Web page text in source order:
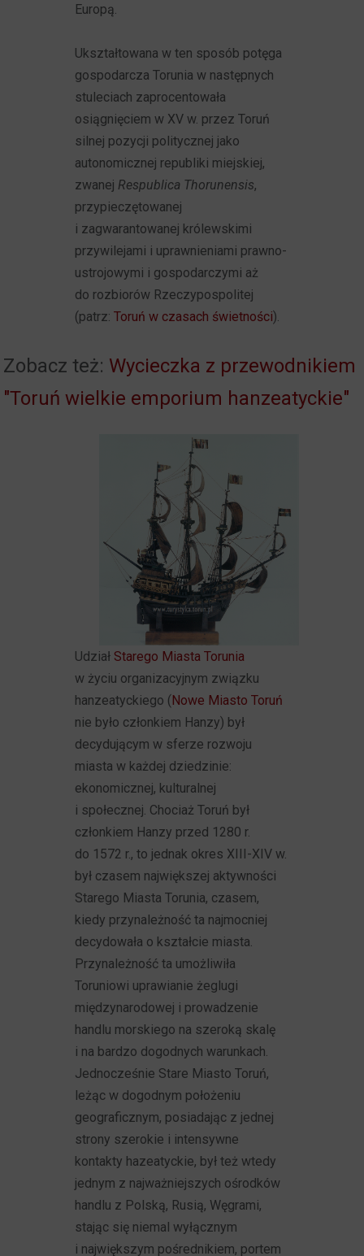
Europą.
Ukształtowana w ten sposób potęga
gospodarcza Torunia w następnych
stuleciach zaprocentowała
osiągnięciem w XV w. przez Toruń
silnej pozycji politycznej jako
autonomicznej republiki miejskiej,
zwanej Respublica Thorunensis,
przypieczętowanej
i zagwarantowanej królewskimi
przywilejami i uprawnieniami prawno-
ustrojowymi i gospodarczymi aż
do rozbiorów Rzeczypospolitej
(patrz:Toruń w czasach świetności).
Zobacz też: Wycieczka z przewodnikiem
"Toruń wielkie emporium hanzeatyckie"
Udział Starego Miasta Torunia
w życiu organizacyjnym związku
hanzeatyckiego (Nowe Miasto Toruń
nie było członkiem Hanzy) był
decydującym w sferze rozwoju
miasta w każdej dziedzinie:
ekonomicznej, kulturalnej
i społecznej. Chociaż Toruń był
członkiem Hanzy przed 1280 r.
do 1572 r., to jednak okres XIII-XIV w.
był czasem największej aktywności
Starego Miasta Torunia, czasem,
kiedy przynależność ta najmocniej
decydowała o kształcie miasta.
Przynależność ta umożliwiła
Toruniowi uprawianie żeglugi
międzynarodowej i prowadzenie
handlu morskiego na szeroką skalę
i na bardzo dogodnych warunkach.
Jednocześnie Stare Miasto Toruń,
leżąc w dogodnym położeniu
geograficznym, posiadając z jednej
strony szerokie i intensywne
kontakty hazeatyckie, był też wtedy
jednym z najważniejszych ośrodków
handlu z Polską, Rusią, Węgrami,
stając się niemal wyłącznym
i największym pośrednikiem, portem